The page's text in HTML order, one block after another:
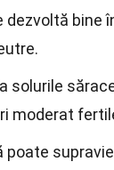
dezvoltă bine
solurile
moderat
poate